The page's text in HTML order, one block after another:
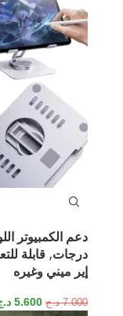
درجات, قابلة
إير ميني وغيره
7.000 د.ج 5.600